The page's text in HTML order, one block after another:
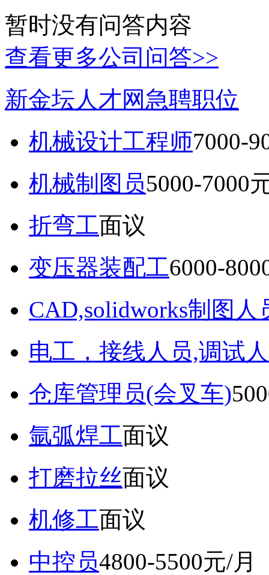
暂时没有问答内容
查看更多公司问答>>
新金坛人才网急聘职位
机械设计工程师7000-
机械制图员5000-7000
折弯工面议
变压器装配工6000-
CAD,solidworks制图人
电工，接线人员,调试
仓库管理员(会叉车)
氩弧焊工面议
打磨拉丝面议
机修工面议
中控员4800-5500元/月